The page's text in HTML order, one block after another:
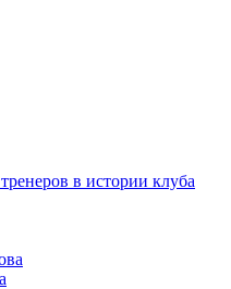
в истории клуба